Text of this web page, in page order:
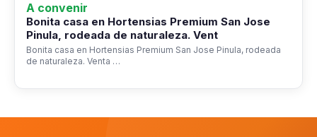
A convenir
Bonita casa en Hortensias Premium San Jose
Pinula, rodeada de naturaleza. Vent
Bonita casa en Hortensias Premium San Jose Pinula, rodeada
de naturaleza. Venta …